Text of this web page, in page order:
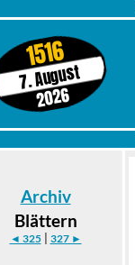
1516
7. August
2026
Archiv
Blättern
◄ 325| 327 ►